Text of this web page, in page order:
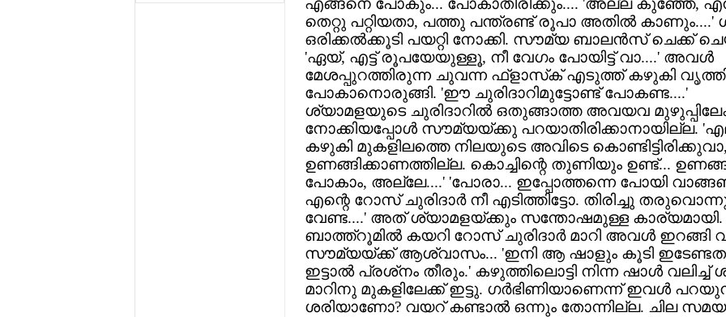
എങ്ങനെ പോകും... പോകാതിരിക്കും.... 'അല്ല കുഞ്ഞേ,
തെറ്റു പറ്റിയതാ, പത്തു പന്ത്രണ്ട് രൂപാ അതില്‍ കാണും....'
ഒരിക്കല്‍ക്കൂടി പയറ്റി നോക്കി. സൗമ്യ ബാലന്‍സ് ചെക്ക്
'ഏയ്, എട്ട് രൂപയേയുള്ളൂ, നീ വേഗം പോയിട്ട് വാ....' അവള്‍
മേശപ്പുറത്തിരുന്ന ചുവന്ന ഫ്‌ളാസ്‌ക് എടുത്ത് കഴുകി
പോകാനൊരുങ്ങി. 'ഈ ചുരിദാറിമുട്ടോണ്ട് പോകണ്ട....'
ശ്യാമളയുടെ ചുരിദാറില്‍ ഒതുങ്ങാത്ത അവയവ
നോക്കിയപ്പോള്‍ സൗമ്യയ്ക്കു പറയാതിരിക്കാനായില്ല.
കഴുകി മുകളിലത്തെ നിലയുടെ അവിടെ
ഉണങ്ങിക്കാണത്തില്ല. കൊച്ചിന്റെ തുണിയും ഉണ്ട്...
പോകാം, അല്ലേ....' 'പോരാ... ഇപ്പോത്തന്നെ പോയി
എന്റെ റോസ് ചുരിദാര്‍ നീ എടിത്തിട്ടോ. തിരിച്ചു
വേണ്ട....' അത് ശ്യാമളയ്ക്കും സന്തോഷമുള്ള കാര്യമായി.
ബാത്ത്‌റൂമില്‍ കയറി റോസ് ചുരിദാര്‍ മാറി അവള്‍ ഇറങ്ങി
സൗമ്യയ്ക്ക് ആശ്വാസം... 'ഇനി ആ ഷാളും കൂടി
ഇട്ടാല്‍ പ്രശ്‌നം തീരും.' കഴുത്തിലൊട്ടി നിന്ന ഷാള്‍ വലിച്ച്
മാറിനു മുകളിലേക്ക് ഇട്ടു. ഗര്‍ഭിണിയാണെന്ന് ഇവള്‍
ശരിയാണോ? വയറ് കണ്ടാല്‍ ഒന്നും തോന്നില്ല. ചില